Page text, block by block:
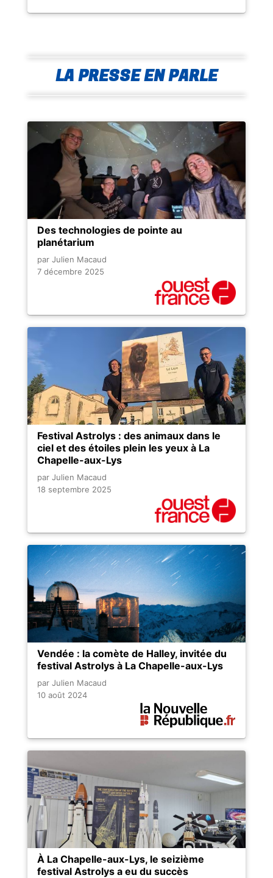
LA PRESSE EN PARLE
Des technologies de pointe au
planétarium
par Julien Macaud
7 décembre 2025
Festival Astrolys : des animaux dans le
ciel et des étoiles plein les yeux à La
Chapelle-aux-Lys
par Julien Macaud
18 septembre 2025
Vendée : la comète de Halley, invitée du
festival Astrolys à La Chapelle-aux-Lys
par Julien Macaud
10 août 2024
À La Chapelle-aux-Lys, le seizième
festival Astrolys a eu du succès